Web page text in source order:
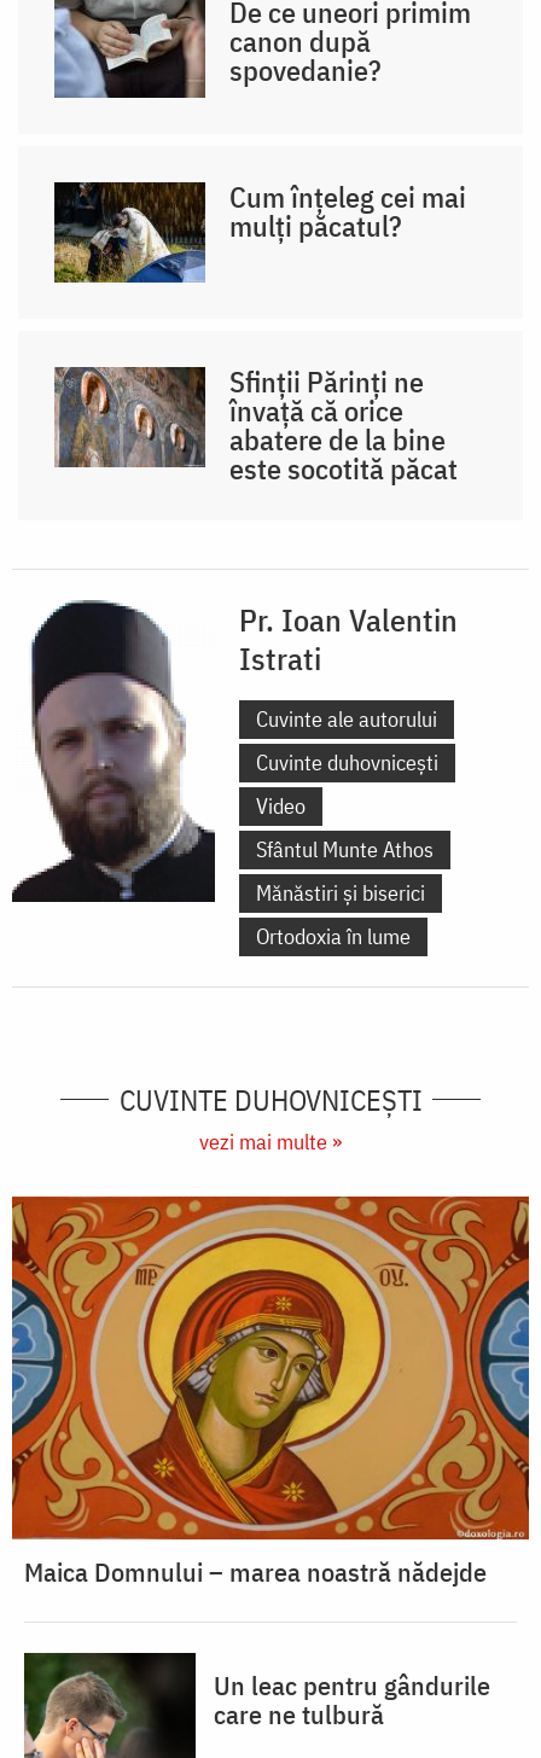
De ce uneori primim
canon după
spovedanie?
Cum înțeleg cei mai
mulți păcatul?
Sfinții Părinți ne
învață că orice
abatere de la bine
este socotită păcat
Pr. Ioan Valentin
Istrati
Cuvinte ale autorului
Cuvinte duhovnicești
Video
Sfântul Munte Athos
Mănăstiri și biserici
Ortodoxia în lume
CUVINTE DUHOVNICEȘTI
vezi mai multe »
Maica Domnului – marea noastră nădejde
Un leac pentru gândurile
care ne tulbură